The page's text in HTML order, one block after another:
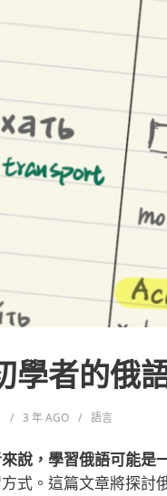
學者的俄
3 年AGO 語言
說，學習俄語可能是
式。這篇文章將探討